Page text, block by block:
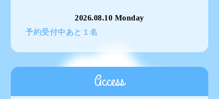
2026.08.10 Monday
予約受付中あと１名
Access